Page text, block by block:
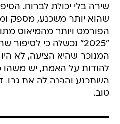
שירה בלי יכולת לברוח.
שהוא יותר משכנע, מספק
הפורמט ויותר מהמיאוס
"2025" נכשלה כי
המנוכר שהיא הציעה, לא
להודות על האמת, יש
השתכנע והפנה לה את גבו.
טוב.